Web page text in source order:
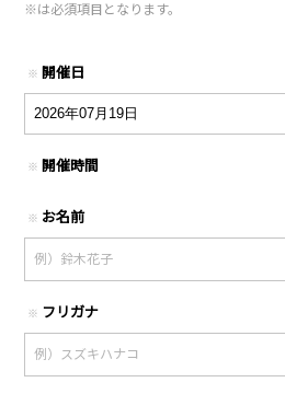
※は必須項目となります。
※ 開催日
※ 開催時間
※ お名前
※ フリガナ